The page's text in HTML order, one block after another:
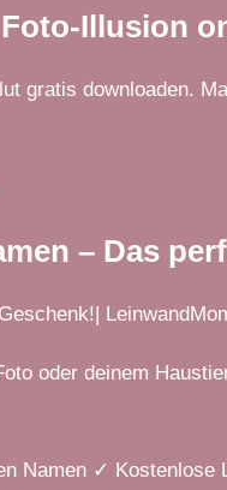
Illusion
gratis downloaden.
– Das
oder deinem
Namen ✓